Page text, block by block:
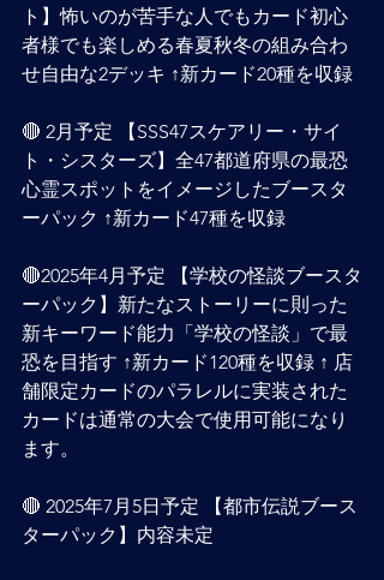
ト】怖いのが苦手な人でもカード初心
者様でも楽しめる春夏秋冬の組み合わ
せ自由な2デッキ ↑新カード20種を収録
🔴 2月予定 【SSS47スケアリー・サイ
ト・シスターズ】全47都道府県の最恐
心霊スポットをイメージしたブースタ
ーパック ↑新カード47種を収録
🔴2025年4月予定 【学校の怪談ブースタ
ーパック】新たなストーリーに則った
新キーワード能力「学校の怪談」で最
恐を目指す ↑新カード120種を収録 ↑ 店
舗限定カードのパラレルに実装された
カードは通常の大会で使用可能になり
ます。
🔴 2025年7月5日予定 【都市伝説ブース
ターパック】内容未定